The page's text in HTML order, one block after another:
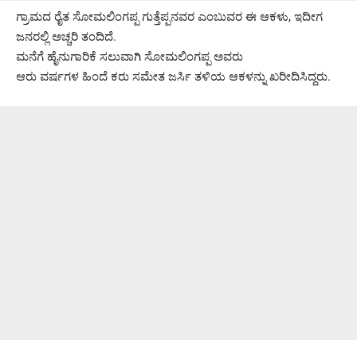
ಗ್ರಾಮದ ರೈತ ಸೋಮಲಿಂಗಪ್ಪ ಗುತ್ತೆಪ್ಪನವರ ಎಂಬುವರ ಈ ಆಕಳು, ಇದೀಗ
ಜನರಲ್ಲಿ ಅಚ್ಚರಿ ತಂದಿದೆ.
ಮನೆಗೆ ಹೈನುಗಾರಿಕೆ ಸಲುವಾಗಿ ಸೋಮಲಿಂಗಪ್ಪ ಅವರು
ಆರು ವರ್ಷಗಳ ಹಿಂದೆ ಕರು ಸಮೇತ ಜರ್ಸಿ ತಳಿಯ ಆಕಳನ್ನು ಖರೀದಿಸಿದ್ದರು.